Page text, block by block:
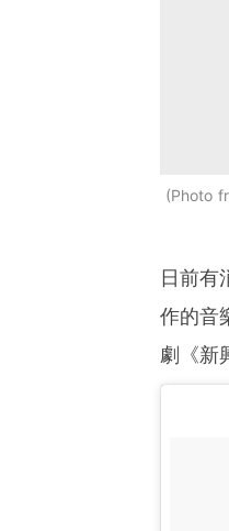
Photo
日前有
作的音
劇《新